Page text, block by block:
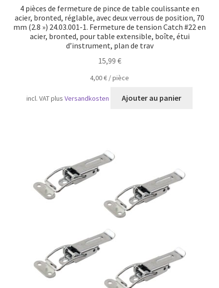
4 pièces de fermeture de pince de table coulissante en
acier, bronted, réglable, avec deux verrous de position, 70
mm (2.8 ») 24.03.001-1. Fermeture de tension Catch #22 en
acier, bronted, pour table extensible, boîte, étui
d’instrument, plan de trav
15,99 €
4,00€ /pièce
incl. VATplusVersandkosten Ajouter au panier